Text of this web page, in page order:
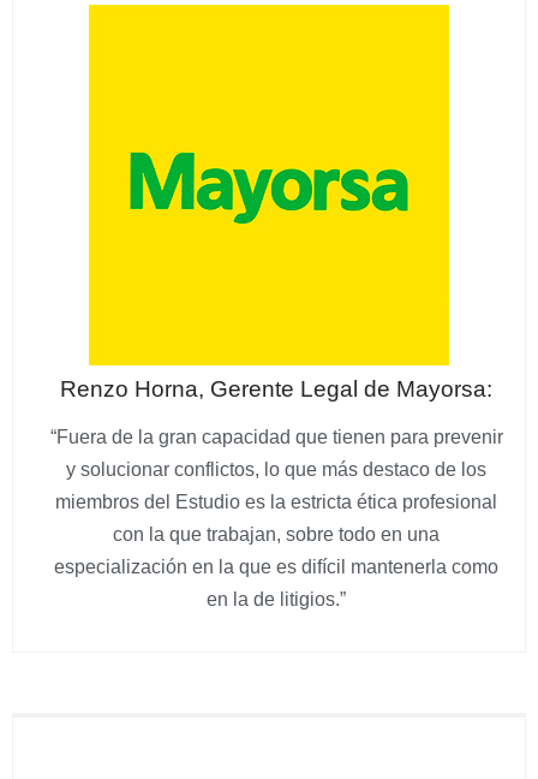
Renzo Horna, Gerente Legal de Mayorsa:
“Fuera de la gran capacidad que tienen para prevenir
y solucionar conflictos, lo que más destaco de los
miembros del Estudio es la estricta ética profesional
con la que trabajan, sobre todo en una
especialización en la que es difícil mantenerla como
en la de litigios.”